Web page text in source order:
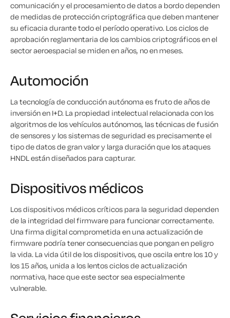
comunicación y el procesamiento de datos a bordo dependen
de medidas de protección criptográfica que deben mantener
su eficacia durante todo el período operativo. Los ciclos de
aprobación reglamentaria de los cambios criptográficos en el
sector aeroespacial se miden en años, no en meses.
Automoción
La tecnología de conducción autónoma es fruto de años de
inversión en I+D. La propiedad intelectual relacionada con los
algoritmos de los vehículos autónomos, las técnicas de fusión
de sensores y los sistemas de seguridad es precisamente el
tipo de datos de gran valor y larga duración que los ataques
HNDL están diseñados para capturar.
Dispositivos médicos
Los dispositivos médicos críticos para la seguridad dependen
de la integridad del firmware para funcionar correctamente.
Una firma digital comprometida en una actualización de
firmware podría tener consecuencias que pongan en peligro
la vida. La vida útil de los dispositivos, que oscila entre los 10 y
los 15 años, unida a los lentos ciclos de actualización
normativa, hace que este sector sea especialmente
vulnerable.